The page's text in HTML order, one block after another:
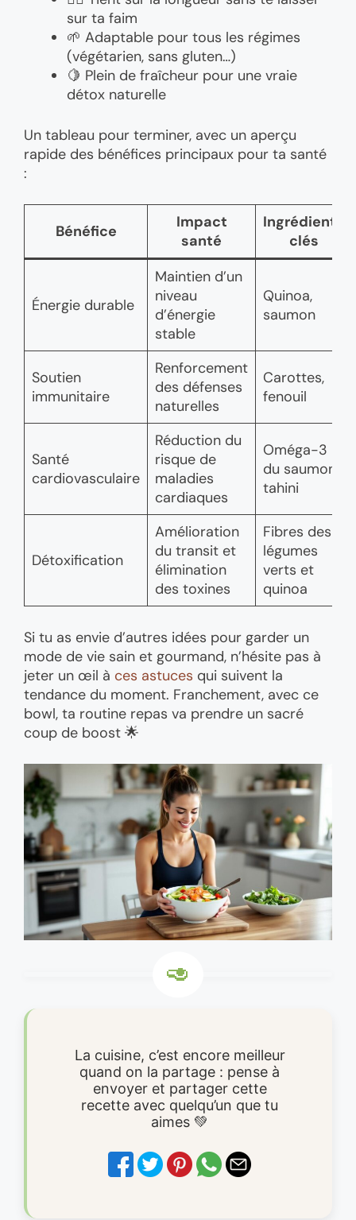
sur ta faim
🌱 Adaptable pour tous les régimes
(végétarien, sans gluten…)
🍋 Plein de fraîcheur pour une vraie
détox naturelle
Un tableau pour terminer, avec un aperçu
rapide des bénéfices principaux pour ta santé
:
Bénéfice
Impact
santé
Ingrédients
clés
Énergie durable
Maintien d’un
niveau
d’énergie
stable
Quinoa,
saumon
Soutien
immunitaire
Renforcement
des défenses
naturelles
Carottes,
fenouil
Santé
cardiovasculaire
Réduction du
risque de
maladies
cardiaques
Oméga-3
du saumon,
tahini
Détoxification
Amélioration
du transit et
élimination
des toxines
Fibres des
légumes
verts et
quinoa
Si tu as envie d’autres idées pour garder un
mode de vie sain et gourmand, n’hésite pas à
jeter un œil à ces astuces qui suivent la
tendance du moment. Franchement, avec ce
bowl, ta routine repas va prendre un sacré
coup de boost 🌟
La cuisine, c’est encore meilleur
quand on la partage : pense à
envoyer et partager cette
recette avec quelqu’un que tu
aimes 💚